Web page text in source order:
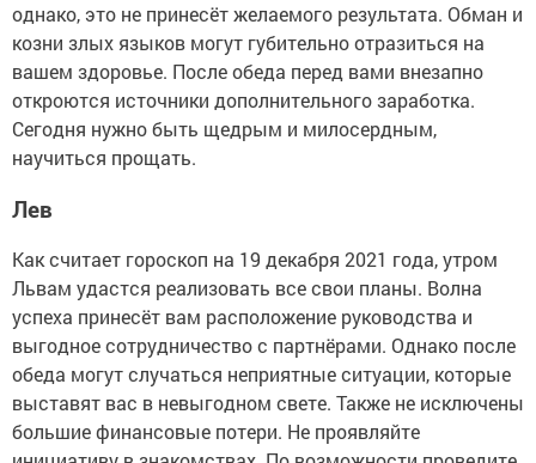
однако, это не принесёт желаемого результата. Обман и
козни злых языков могут губительно отразиться на
вашем здоровье. После обеда перед вами внезапно
откроются источники дополнительного заработка.
Сегодня нужно быть щедрым и милосердным,
научиться прощать.
Лев
Как считает гороскоп на 19 декабря 2021 года, утром
Львам удастся реализовать все свои планы. Волна
успеха принесёт вам расположение руководства и
выгодное сотрудничество с партнёрами. Однако после
обеда могут случаться неприятные ситуации, которые
выставят вас в невыгодном свете. Также не исключены
большие финансовые потери. Не проявляйте